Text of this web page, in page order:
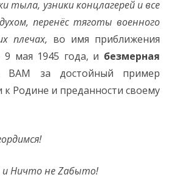
тыла, узники концлагерей и все
перенёс тяготы военного
плечах, во имя приближения
мая 1945 года, и безмерная
ВАМ за достойный пример
Родине и преданности своему
Ничто неZабыто!